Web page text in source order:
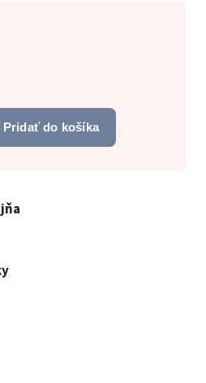
Pridať do košíka